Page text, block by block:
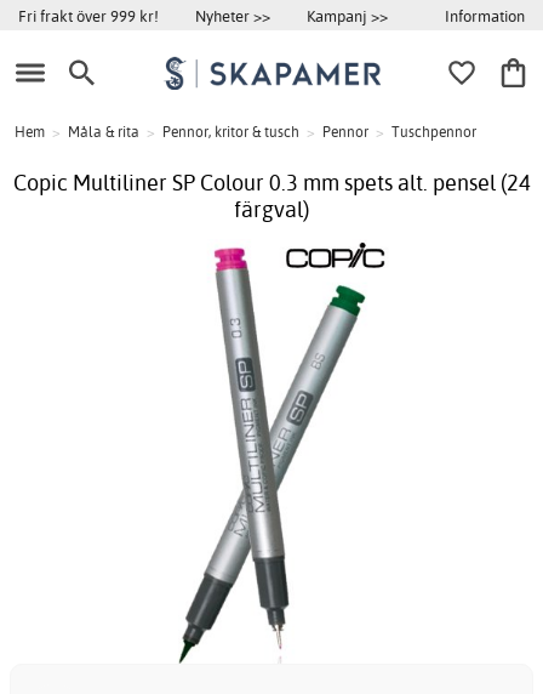
Fri frakt över 999 kr! Nyheter >> Kampanj >> Information
Hem > Måla & rita > Pennor, kritor & tusch > Pennor > Tuschpennor
Copic Multiliner SP Colour 0.3 mm spets alt. pensel (24
färgval)